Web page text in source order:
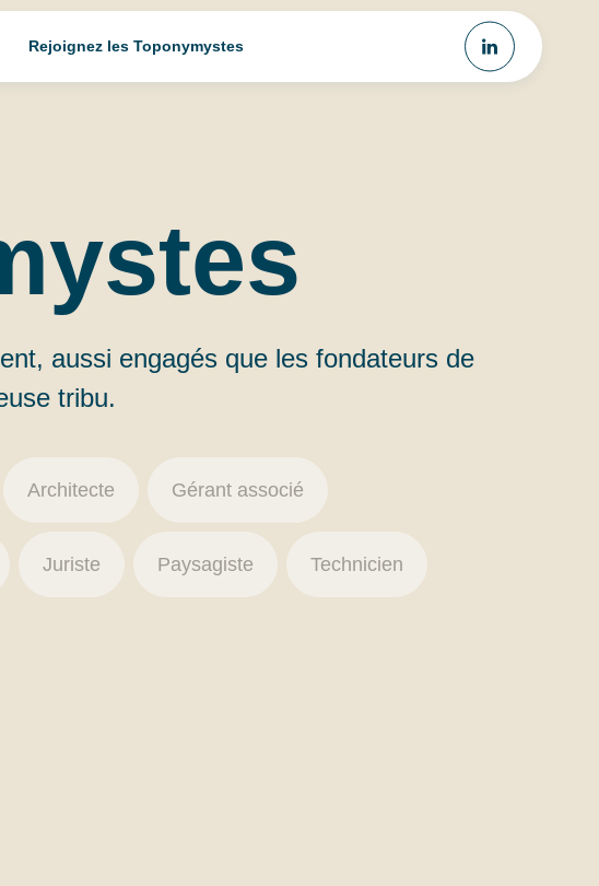
Rejoignez les Toponymystes
aussi engagés que les fondateurs de
tribu.
Architecte Gérant associé
Juriste Paysagiste Technicien